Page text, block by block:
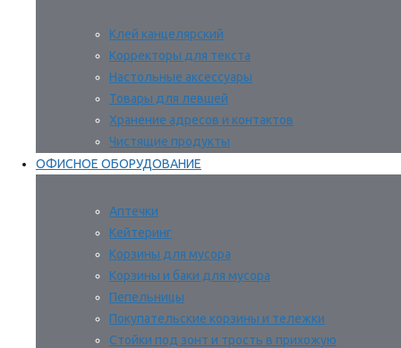
Клей канцелярский
Корректоры для текста
Настольные аксессуары
Товары для левшей
Хранение адресов и контактов
Чистящие продукты
ОФИСНОЕ ОБОРУДОВАНИЕ
Аптечки
Кейтеринг
Корзины для мусора
Корзины и баки для мусора
Пепельницы
Покупательские корзины и тележки
Стойки под зонт и трость в прихожую